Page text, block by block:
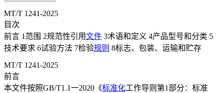
MT/T 1241-2025
目次
前言 1范围 2规范性引用文件 3术语和定义 4产品型号和分类 5
技术要求 6试验方法 7检验规则 8标志、包装、运输和贮存
MT/T 1241-2025
前言
本文件按照GB/T1.1一2020《标准化工作导则第1部分：标准